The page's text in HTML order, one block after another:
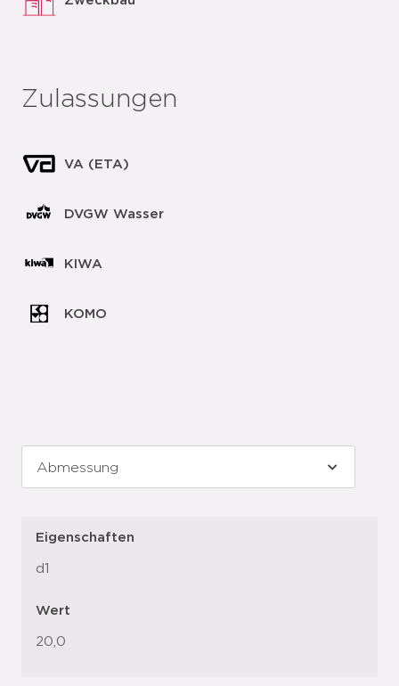
Zulassungen
VA (ETA)
DVGW Wasser
KIWA
KOMO
Eigenschaften
d1
Wert
20,0